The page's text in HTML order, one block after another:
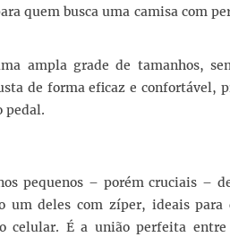
quem busca uma camisa com
ampla grade de tamanhos,
de forma eficaz e confortável,
pedal.
pequenos – porém cruciais –
um deles com zíper, ideais para
celular. É a união perfeita